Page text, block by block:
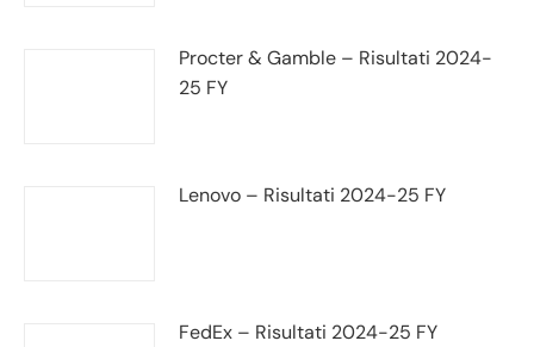
Procter & Gamble – Risultati 2024-
25 FY
Lenovo – Risultati 2024-25 FY
FedEx – Risultati 2024-25 FY